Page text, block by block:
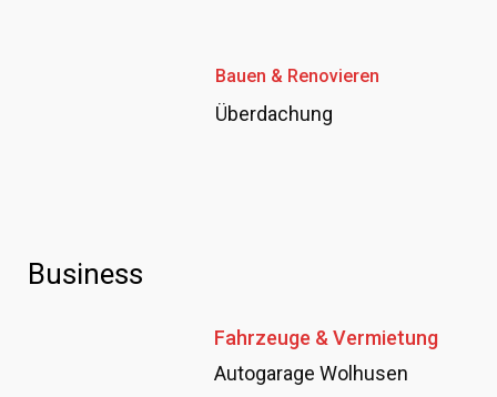
Bauen & Renovieren
Überdachung
Business
Fahrzeuge & Vermietung
Autogarage Wolhusen